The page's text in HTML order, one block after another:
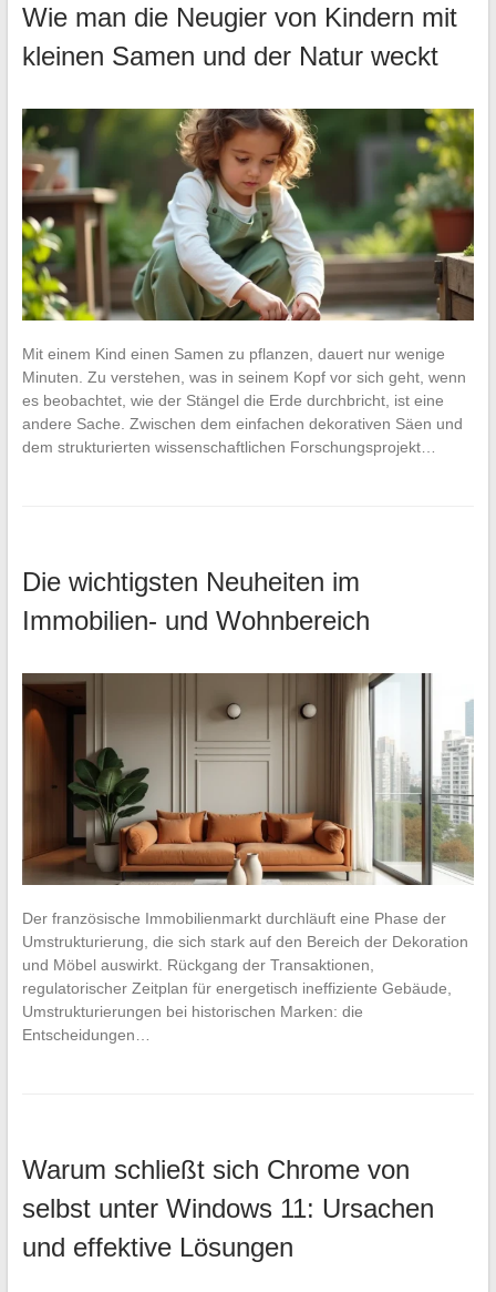
Wie man die Neugier von Kindern mit
kleinen Samen und der Natur weckt
Mit einem Kind einen Samen zu pflanzen, dauert nur wenige
Minuten. Zu verstehen, was in seinem Kopf vor sich geht, wenn
es beobachtet, wie der Stängel die Erde durchbricht, ist eine
andere Sache. Zwischen dem einfachen dekorativen Säen und
dem strukturierten wissenschaftlichen Forschungsprojekt…
Die wichtigsten Neuheiten im
Immobilien- und Wohnbereich
Der französische Immobilienmarkt durchläuft eine Phase der
Umstrukturierung, die sich stark auf den Bereich der Dekoration
und Möbel auswirkt. Rückgang der Transaktionen,
regulatorischer Zeitplan für energetisch ineffiziente Gebäude,
Umstrukturierungen bei historischen Marken: die
Entscheidungen…
Warum schließt sich Chrome von
selbst unter Windows 11: Ursachen
und effektive Lösungen